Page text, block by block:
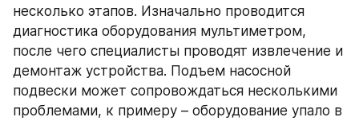
несколько этапов. Изначально проводится
диагностика оборудования мультиметром,
после чего специалисты проводят извлечение и
демонтаж устройства. Подъем насосной
подвески может сопровождаться несколькими
проблемами, к примеру – оборудование упало в